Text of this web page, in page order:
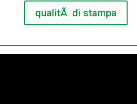
qualitÃ di stampa